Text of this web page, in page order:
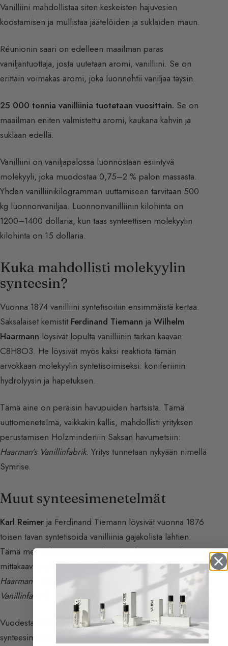
Vanilliini mahdollistaa siten keskeisten hajuvesien
koostamisen ja mullistaa jäätelöiden ja suklaiden maun.
Réunionin saari on edelleen maailman paras
vaniljantuottaja, josta uutetaan aromi, vanilliini. Se on
erittäin voimakas aromi, joka luonnehtii vaniljaa täysin.
25 000 tonnia vanilliinia tuotetaan vuosittain. Se on
maailman eniten valmistettu aromi, kaukana kahvin ja
suklaan edellä.
Vanilliini on vaniljapalossa luonnostaan esiintyvä
molekyyli, joka muodostaa 0,75–2 % palon massasta.
Yhden vanilliinikilogramman uuttamiseen tarvitaan 500
kg luonnonvaniljaa. Luonnonvanilliinin kilohinta on
1200–1400 dollaria, kun taas synteettisen molekyylin
kilohinta on 15 dollaria.
Kuka mahdollisti molekyylin
synteesin?
Vuonna 1874 vanilliini syntetisoitiin ensimmäistä kertaa.
Saksalaiset kemistit Ferdinand Tiemann ja Wilhelm
Haarmann löysivät lopulta vanilliinin tarkan kaavan:
C8H8O3. He löysivät myös kaksi reaktiota tämän
arvokkaan molekyylin syntetisoimiseksi: koniferiinin
hydrolyysin ja hapetuksen.
Tämä aine on peräisin havupuiden hartsista. Tämä
uuttomenetelmä, vaikkakin kallis, mahdollisti yrityksen
perustamisen Holzmindeniin Saksan havumetsiin:
Haarman’s Vanillinfabrik. Yritys tunnetaan nykyään nimellä
Symrise.
Muut synteesimenetelmät
Karl Reimer ja Ferdinand Tiemann löysivät vuonna 1876
toisen tavan syntetisoida vanilliinia gajakolista lähtien.
Tämä menetelmä otettiin välittömästi käyttöön teollisessa
mittakaavassa kannattavuutensa ansiosta tehtaassa
Haarman’s Vanillinfabrik
Haarman & Reimer
Vanillinfabrik
Vuodesta 1876 lähtien lukuisia vanilliinin
synteesimenetelmiä keksittiin. Vanilliinia muodostetaan